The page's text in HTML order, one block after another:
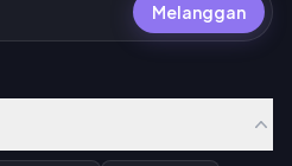
Melanggan